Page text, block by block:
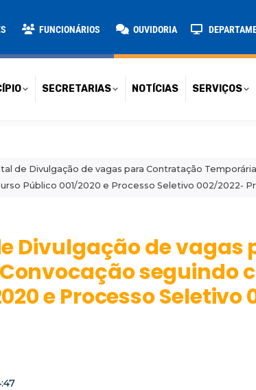
FUNCIONÁRIOS OUVIDORIA
SECRETARIAS NOTÍCIAS SERVIÇOS
de Divulgação de vagas para Contratação
Público 001/2020 e Processo Seletivo 002/2022-
Divulgação de vagas
seguindo
e Processo Seletivo